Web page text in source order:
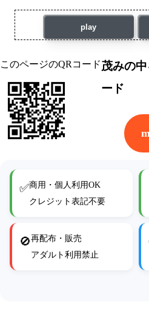
play
このページのQRコード茂みの
ード
✅商用・個人利用OK
クレジット表記不要
🚫再配布・販売
アダルト利用禁止